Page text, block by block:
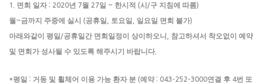
1. 면회 일자 : 2020년 7월 27일 ~ 한시적 (시/구 지침에 따름)
월~금까지 주중에 실시 (공휴일 토요일 일요일 면회 불가)
아래와같이 평일/공휴일간 면회일정이 상이하오니
참고하셔서 착오없이 예약
및 면회가 성사될 수 있도록 해주시기 바랍니다
*평일 : 거동 및 휠체어 이용 가능 환자 분 (예약 : 043-252-3000연결 후 4번 또